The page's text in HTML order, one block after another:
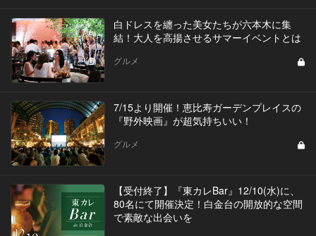
白ドレスを纏った美女たちが六本木に集
結！大人を高揚させるサマーイベントとは
グルメ
7/15より開催！恵比寿ガーデンプレイスの
『野外映画』が超気持ちいい！
グルメ
【受付終了】『東カレBar』12/10(水)に、
80名にて開催決定！白金台の開放的な空間
で素敵な出会いを